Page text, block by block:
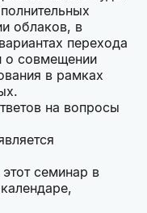
облаков, в
перехода
о совмещении
в рамках
на вопросы
семинар в